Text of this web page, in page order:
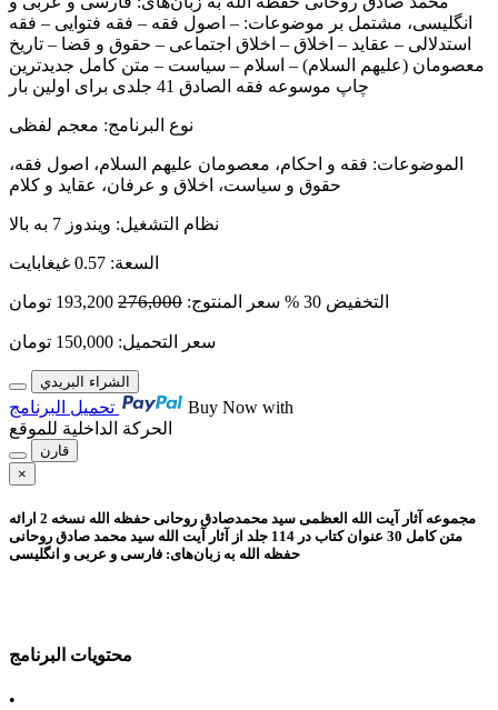
انگلیسی، مشتمل بر موضوعات: – اصول فقه – فقه فتوایی – فقه
استدلالی – عقاید – اخلاق – اخلاق اجتماعی – حقوق و قضا – تاریخ
معصومان (علیهم السلام) – اسلام – سیاست – ﻣﺘﻦ ﮐﺎﻣﻞ ﺟﺪﯾﺪﺗﺮﯾﻦ
ﭼﺎﭖ ﻣﻮﺳﻮﻋﻪ ﻓﻘﻪ ﺍﻟﺼﺎﺩﻕ 41 جلدی برای اولین بار
نوع البرنامج: معجم لفظی
الموضوعات: فقه و احکام، معصومان علیهم السلام، اصول فقه،
حقوق و سیاست، اخلاق و عرفان، عقاید و كلام
نظام التشغیل: ویندوز 7 به بالا
السعة: 0.57 غيغابايت
التخفيض 30 % سعر المنتوج: 276,000
193,200 تومان
سعر التحميل: 150,000 تومان
الشراء البريدي
تحميل البرنامج
Buy Now with
الحركة الداخلية للموقع
قارن
×
مجموعه آثار آیت الله العظمی سید محمدصادق روحانی حفظه الله نسخه 2
ارائه
متن کامل 30 عنوان کتاب در 114 جلد از آثار آیت الله سید محمد صادق روحانی
حفظه الله به زبان‌های: فارسی و عربی و انگلیسی
محتويات البرنامج
•